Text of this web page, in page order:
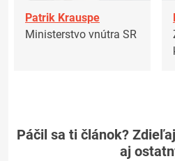
Patrik Krauspe
Ministerstvo vnútra SR
Páčil sa ti článok?
aj